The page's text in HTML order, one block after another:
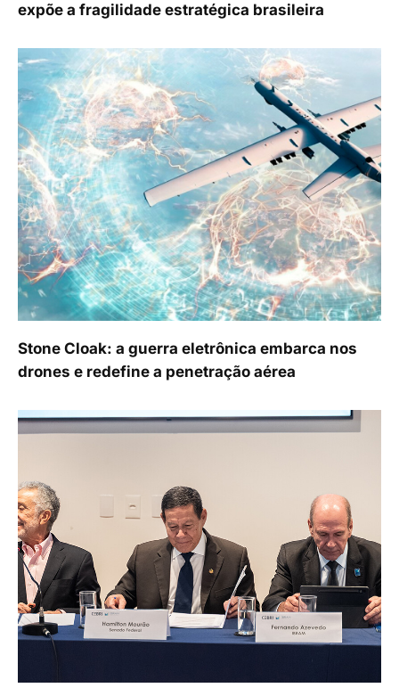
expõe a fragilidade estratégica brasileira
Stone Cloak: a guerra eletrônica embarca nos
drones e redefine a penetração aérea